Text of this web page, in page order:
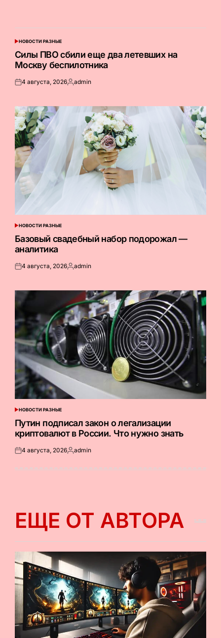
ОПУБЛИКОВАНО
НОВОСТИ РАЗНЫЕ
Силы ПВО сбили еще два летевших на
Москву беспилотника
Опубликовано
4 августа, 2026Запись
admin
ОПУБЛИКОВАНО
В
НОВОСТИ РАЗНЫЕ
Базовый свадебный набор подорожал —
аналитика
Опубликовано
4 августа, 2026Запись
admin
ОПУБЛИКОВАНО
В
НОВОСТИ РАЗНЫЕ
Путин подписал закон о легализации
криптовалют в России. Что нужно знать
Опубликовано
4 августа, 2026Запись
admin
ЕЩЕ ОТ АВТОРА